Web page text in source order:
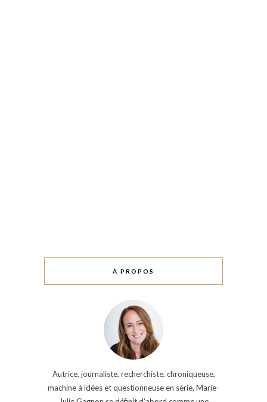
À PROPOS
Autrice, journaliste, recherchiste, chroniqueuse,
machine à idées et questionneuse en série, Marie-